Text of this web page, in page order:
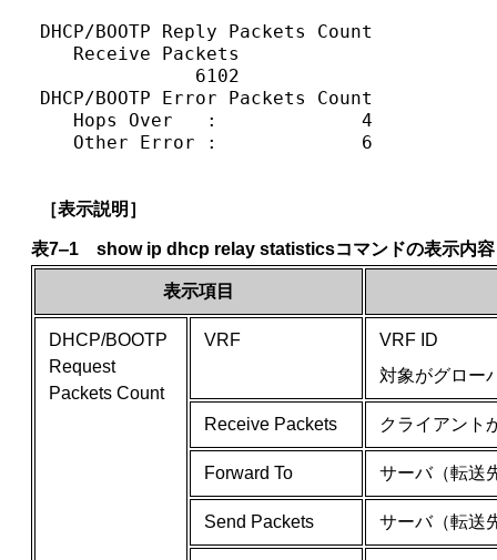
DHCP/BOOTP Reply Packets Count
Receive Packets
6102
DHCP/BOOTP Error Packets Count
   Hops Over   :             4
   Other Error :             6
［表示説明］
表7‒1 show ip dhcp relay statisticsコマンドの表示内容
表示項目
DHCP/BOOTP
Request
Packets Count
VRF
VRF ID
対象がグロー
Receive Packets クライアント
Forward To サーバ（転送
Send Packets サーバ（転送